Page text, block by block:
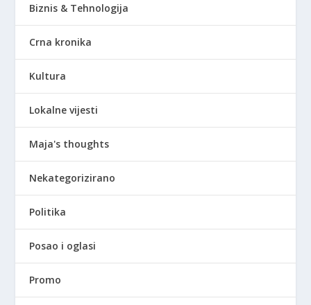
Biznis & Tehnologija
Crna kronika
Kultura
Lokalne vijesti
Maja's thoughts
Nekategorizirano
Politika
Posao i oglasi
Promo